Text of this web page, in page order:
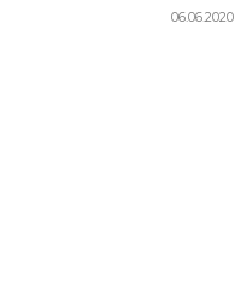
06.06.2020